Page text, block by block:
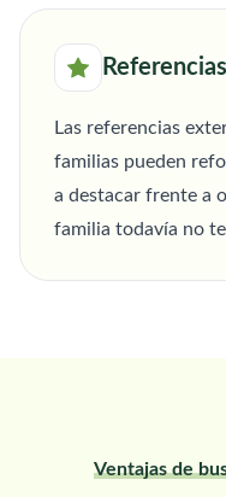
Las referencias
familias pueden
a destacar frente a
familia todavía no
Ventajas de